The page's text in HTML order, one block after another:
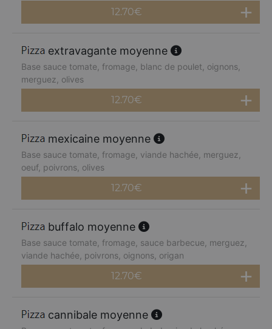
12.70€
extravagante moyenne
Base sauce tomate, fromage, blanc de poulet, oignons,
merguez, olives
12.70€
mexicaine moyenne
Base sauce tomate, fromage, viande hachée, merguez,
oeuf, poivrons, olives
12.70€
buffalo moyenne
Base sauce tomate, fromage, sauce barbecue, merguez,
viande hachée, poivrons, oignons, origan
12.70€
cannibale moyenne